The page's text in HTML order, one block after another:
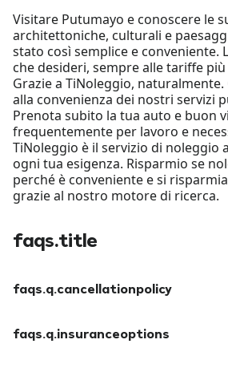
Visitare Putumayo e conoscere le
architettoniche, culturali e
stato così semplice e conveniente.
che desideri, sempre alle tariffe
Grazie a TiNoleggio,
alla convenienza dei nostri servizi
Prenota subito la tua auto e buon
frequentemente per lavoro e
TiNoleggio è il servizio di noleggio
ogni tua esigenza. Risparmio se
perché è conveniente e si
grazie al nostro motore di ricerca.
faqs.title
faqs.q.cancellationpolicy
faqs.q.insuranceoptions